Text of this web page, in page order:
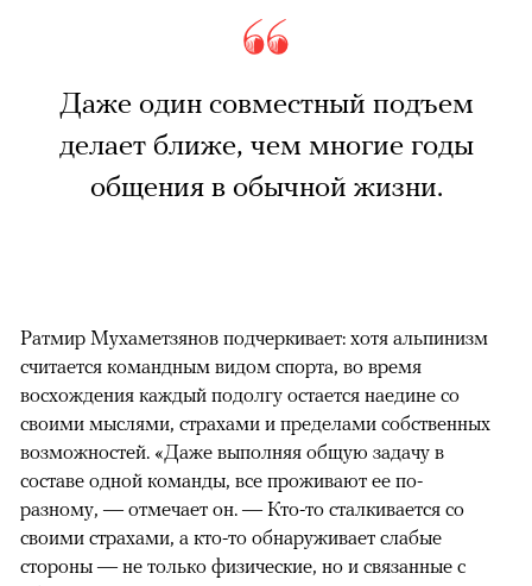
Даже один совместный подъем
делает ближе, чем многие годы
общения в обычной жизни.
Ратмир Мухаметзянов подчеркивает: хотя альпинизм
считается командным видом спорта, во время
восхождения каждый подолгу остается наедине со
своими мыслями, страхами и пределами собственных
возможностей. «Даже выполняя общую задачу в
составе одной команды, все проживают ее по-
разному, — отмечает он. — Кто-то сталкивается со
своими страхами, а кто-то обнаруживает слабые
стороны — не только физические, но и связанные с